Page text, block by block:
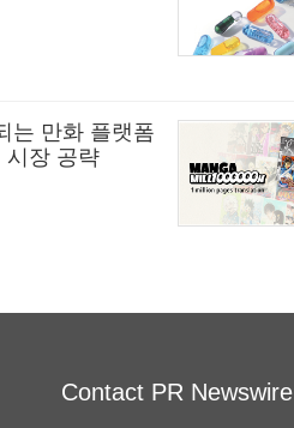
는 만화 플랫폼
시장 공략
Contact PR Newswire